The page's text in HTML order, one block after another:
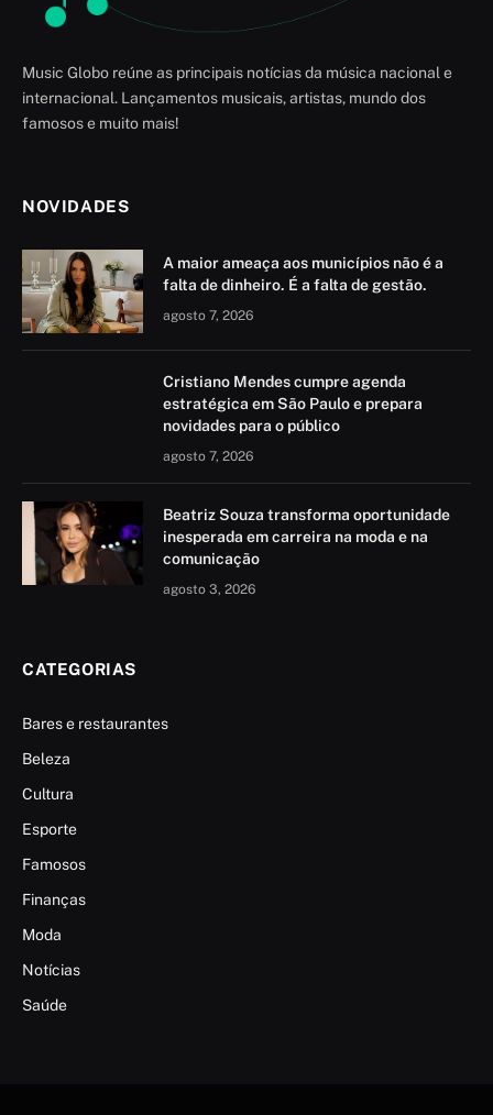
Music Globo reúne as principais notícias da música nacional e
internacional. Lançamentos musicais, artistas, mundo dos
famosos e muito mais!
NOVIDADES
A maior ameaça aos municípios não é a
falta de dinheiro. É a falta de gestão.
agosto 7, 2026
Cristiano Mendes cumpre agenda
estratégica em São Paulo e prepara
novidades para o público
agosto 7, 2026
Beatriz Souza transforma oportunidade
inesperada em carreira na moda e na
comunicação
agosto 3, 2026
CATEGORIAS
Bares e restaurantes
Beleza
Cultura
Esporte
Famosos
Finanças
Moda
Notícias
Saúde